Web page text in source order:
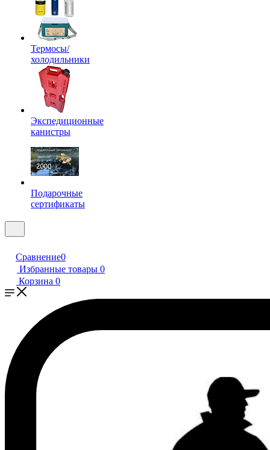
Термосы/
холодильники
Экспедиционные
канистры
Подарочные
сертификаты
Сравнение0
Избранные товары 0
Корзина 0